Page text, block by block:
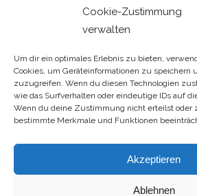
Cookie-Zustimmung
verwalten
Um dir ein optimales Erlebnis zu bieten,
Cookies, um Geräteinformationen zu speichern
zuzugreifen. Wenn du diesen Technologien
wie das Surfverhalten oder eindeutige IDs auf
Wenn du deine Zustimmung nicht erteilst oder
bestimmte Merkmale und Funktionen
Akzeptieren
Ablehnen
Rechtliche Hinweise
Impressum
Datenschutz